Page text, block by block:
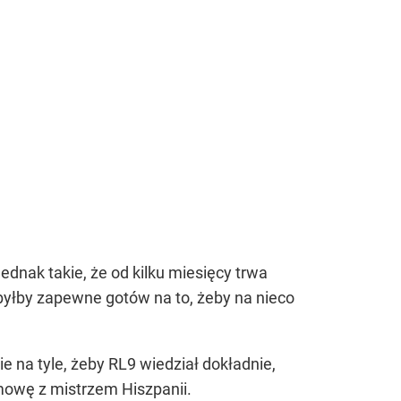
takie, że od kilku miesięcy trwa
zapewne gotów na to, żeby na nieco
tyle, żeby RL9 wiedział dokładnie,
z mistrzem Hiszpanii.